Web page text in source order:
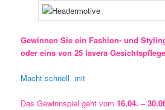
Gewinnen Sie ein Fashion- und
oder eins von 25 lavera
Macht schnell mit
Das Gewinnspiel geht vom16.04. –